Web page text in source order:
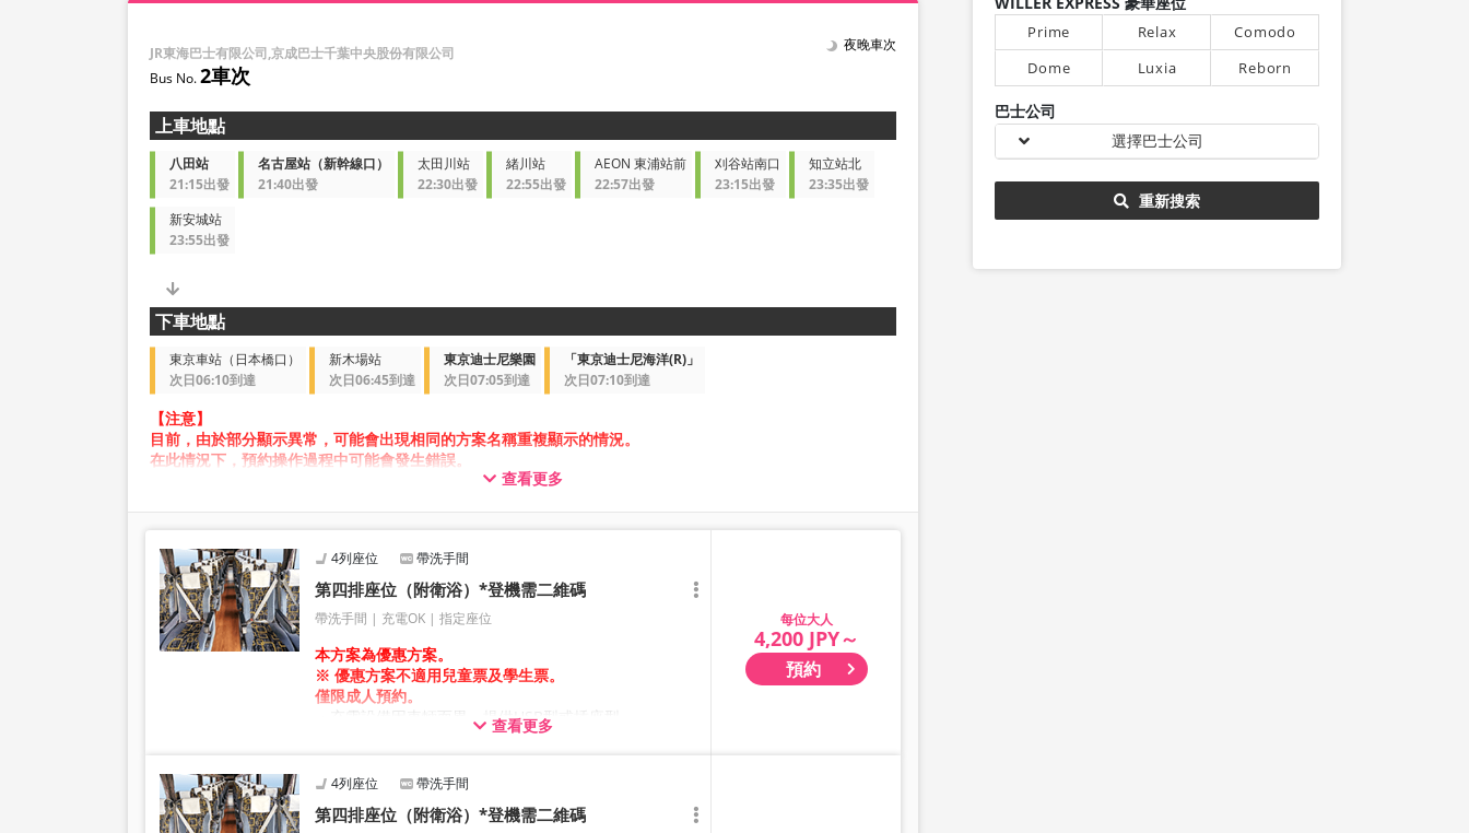
JR東海巴士有限公司,京成巴士千葉中央股份有限公司
2車次
夜晚車次
上車地點
八田站
21:15出發
名古屋站（新幹線口）
21:40出發
太田川站
22:30出發
緒川站
22:55出發
AEON 東浦站前
22:57出發
刈谷站南口
23:15出發
知立站北
23:35出發
新安城站
23:55出發
下車地點
東京車站（日本橋口）
次日06:10到達
新木場站
次日06:45到達
東京迪士尼樂園
次日07:05到達
「東京迪士尼海洋(R)」
次日07:10到達
【注意】
目前，由於部分顯示異常，可能會出現相同的方案名稱重複顯示的情況。
在此情況下，預約操作過程中可能會發生錯誤。
造成不便，敬請見諒。如出現錯誤訊息，請從不同圖片的方案進行預約。
查看更多
4列座位 帶洗手間
第四排座位（附衛浴）*登機需二維碼
帶洗手間 充電OK 指定座位
本方案為優惠方案。
※ 優惠方案不適用兒童票及學生票。
僅限成人預約。
・充電設備因車輛而異，提供USB型或插座型。
・因加班車或車輛維修等因素，車輛及座位規格可能於未
查看更多
大人
4,200 JPY～
預約
4列座位 帶洗手間
第四排座位（附衛浴）*登機需二維碼
Prime Relax
Comodo
Dome
Luxia Reborn
巴士公司
選擇巴士公司
重新搜索